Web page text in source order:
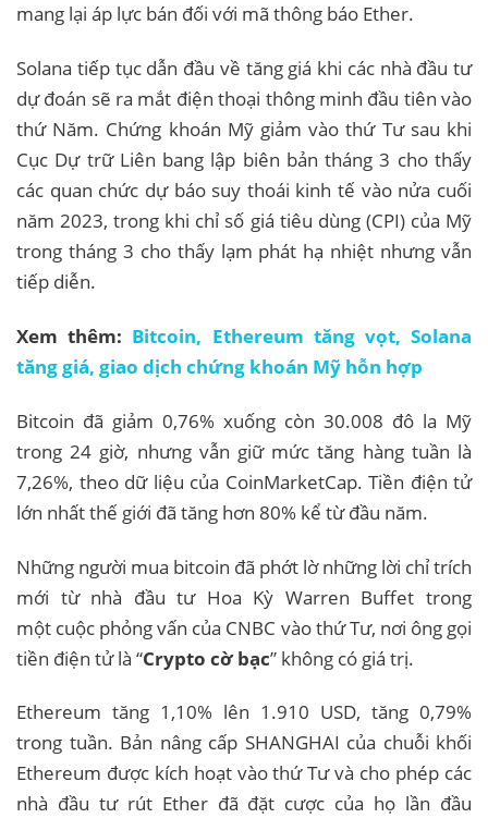
mang lại áp lực bán đối với mã thông báo Ether.
Solana tiếp tục dẫn đầu về tăng giá khi các nhà đầu tư
dự đoán sẽ ra mắt điện thoại thông minh đầu tiên vào
thứ Năm. Chứng khoán Mỹ giảm vào thứ Tư sau khi
Cục Dự trữ Liên bang lập biên bản tháng 3 cho thấy
các quan chức dự báo suy thoái kinh tế vào nửa cuối
năm 2023, trong khi chỉ số giá tiêu dùng (CPI) của Mỹ
trong tháng 3 cho thấy lạm phát hạ nhiệt nhưng vẫn
tiếp diễn.
Xem thêm: Bitcoin, Ethereum tăng vọt, Solana
tăng giá, giao dịch chứng khoán Mỹ hỗn hợp
Bitcoin đã giảm 0,76% xuống còn 30.008 đô la Mỹ
trong 24 giờ, nhưng vẫn giữ mức tăng hàng tuần là
7,26%, theo dữ liệu của CoinMarketCap. Tiền điện tử
lớn nhất thế giới đã tăng hơn 80% kể từ đầu năm.
Những người mua bitcoin đã phớt lờ những lời chỉ trích
mới từ nhà đầu tư Hoa Kỳ Warren Buffet trong
một cuộc phỏng vấn của CNBC vào thứ Tư, nơi ông gọi
tiền điện tử là “Crypto cờ bạc” không có giá trị.
Ethereum tăng 1,10% lên 1.910 USD, tăng 0,79%
trong tuần. Bản nâng cấp SHANGHAI của chuỗi khối
Ethereum được kích hoạt vào thứ Tư và cho phép các
nhà đầu tư rút Ether đã đặt cược của họ lần đầu